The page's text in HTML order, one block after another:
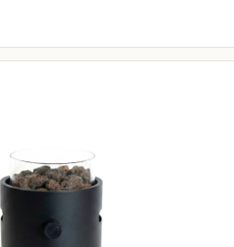
19,95
prijs € 9,95